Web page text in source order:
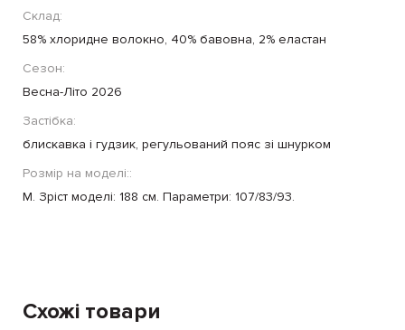
Склад:
58% хлоридне волокно, 40% бавовна, 2% еластан
Сезон:
Весна-Літо 2026
Застібка:
блискавка і гудзик, регульований пояс зі шнурком
Розмір на моделі::
М. Зріст моделі: 188 см. Параметри: 107/83/93.
Схожі товари